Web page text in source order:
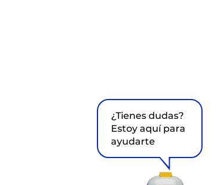
¿Tienes dudas?
Estoy aquí para
ayudarte